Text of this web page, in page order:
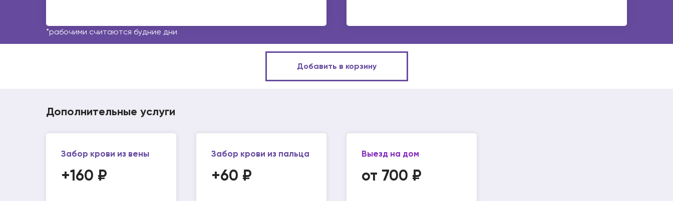
*рабочими считаются будние дни
Добавить в корзину
Дополнительные услуги
Забор крови из вены
+160 ₽
Забор крови из пальца
+60 ₽
Выезд на дом
от 700 ₽